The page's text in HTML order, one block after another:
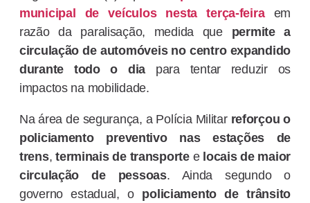
municipal de veículos nesta terça-feiraem
razão da paralisação, medida que permite a
circulação de automóveis no centro expandido
durante todo o dia para tentar reduzir os
impactos na mobilidade.
Na área de segurança, a Polícia Militar reforçou o
policiamento preventivo nas estações de
trens,terminais de transportee locais de maior
circulação de pessoas. Ainda segundo o
governo estadual, o policiamento de trânsito